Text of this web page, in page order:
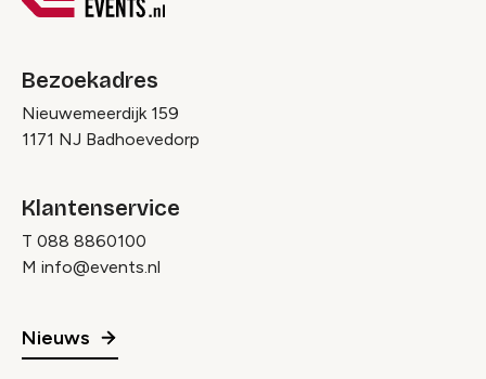
Bezoekadres
Nieuwemeerdijk 159
1171 NJ Badhoevedorp
Klantenservice
T 088 8860100
M info@events.nl
Nieuws